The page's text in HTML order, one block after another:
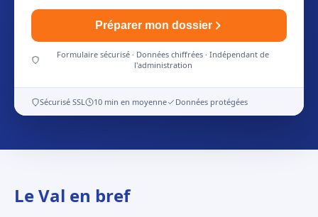
Préparer mon dossier
Formulaire sécurisé · Données chiffrées · Indépendant de
l'administration
Sécurisé SSL 10 min en moyenne Données protégées
Le Val en bref